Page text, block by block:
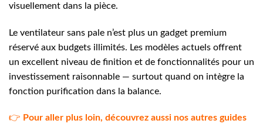
visuellement dans la pièce.
Le ventilateur sans pale n’est plus un gadget premium
réservé aux budgets illimités. Les modèles actuels offrent
un excellent niveau de finition et de fonctionnalités pour un
investissement raisonnable — surtout quand on intègre la
fonction purification dans la balance.
👉 Pour aller plus loin, découvrez aussi nos autres guides